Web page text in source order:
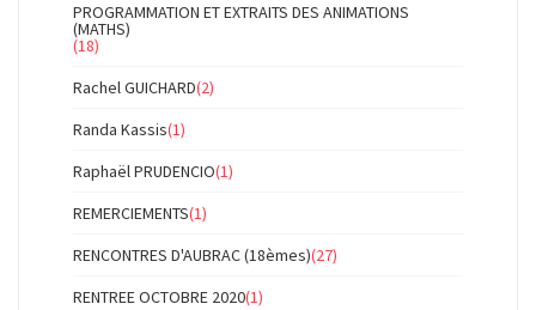
PROGRAMMATION ET EXTRAITS DES ANIMATIONS
(MATHS)
(18)
Rachel GUICHARD(2)
Randa Kassis(1)
Raphaël PRUDENCIO(1)
REMERCIEMENTS(1)
RENCONTRES D'AUBRAC (18èmes)(27)
RENTREE OCTOBRE 2020(1)